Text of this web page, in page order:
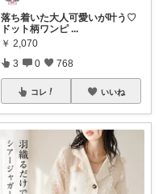
落ち着いた大人可愛いが叶う♡
ドット柄ワンピ ...
￥ 2,070
3 0 768
コレ いいね